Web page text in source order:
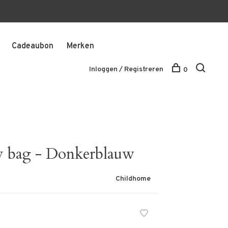
Cadeaubon Merken
Inloggen / Registreren 0
- Donkerblauw
Childhome